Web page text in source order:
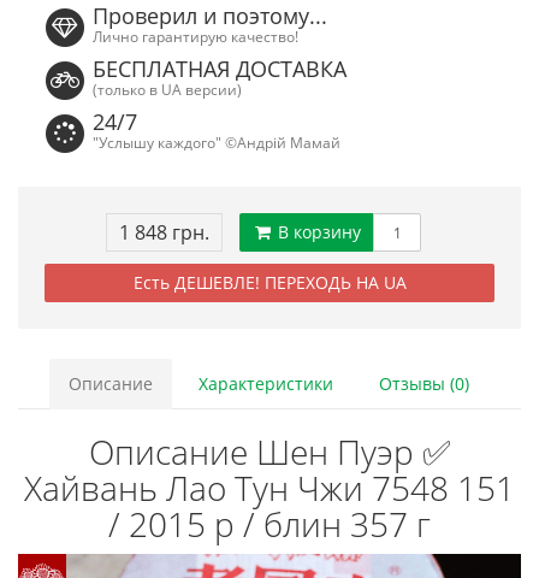
Проверил и поэтому...
Лично гарантирую качество!
БЕСПЛАТНАЯ ДОСТАВКА
(только в UA версии)
24/7
"Услышу каждого" ©Андрій Мамай
1 848 грн. В корзину
Есть ДЕШЕВЛЕ! ПЕРЕХОДЬ НА UA
Описание Характеристики Отзывы (0)
Описание Шен Пуэр ✅
Хайвань Лао Тун Чжи 7548 151
/ 2015 р / блин 357 г